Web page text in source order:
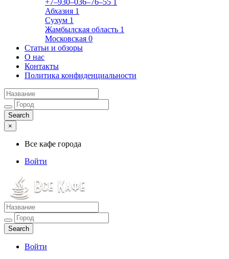
+7‒930‒036‒76‒55 1
Абхазия 1
Сухум 1
Жамбылская область 1
Московская 0
Статьи и обзоры
О нас
Контакты
Политика конфиденциальности
×
Все кафе города
Войти
Все кафе города
Каталог хороших кафе
Войти